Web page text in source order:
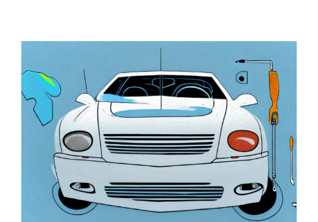
grösseres
Bild